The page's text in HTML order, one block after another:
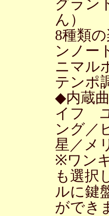
グラン
ん）
8種類
ンノー
ニマル
テンポ
◆内蔵
イフ
ング／
星／メ
※ワン
も選択
ルに鍵
ができ